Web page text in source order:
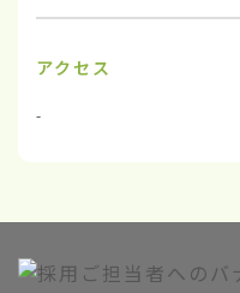
アクセス
-